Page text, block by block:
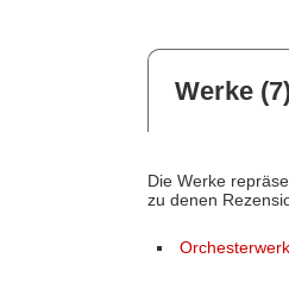
Werke
Die Werke
zu denen